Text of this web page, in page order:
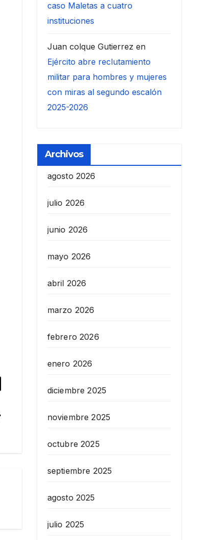
caso Maletas a cuatro
instituciones
Juan colque Gutierrez en
Ejército abre reclutamiento
militar para hombres y mujeres
con miras al segundo escalón
2025-2026
Archivos
agosto 2026
julio 2026
junio 2026
mayo 2026
abril 2026
marzo 2026
febrero 2026
enero 2026
diciembre 2025
noviembre 2025
octubre 2025
septiembre 2025
agosto 2025
julio 2025